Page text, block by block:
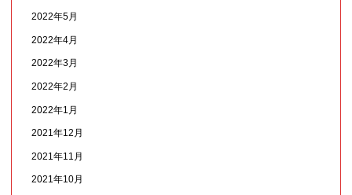
2022年5月
2022年4月
2022年3月
2022年2月
2022年1月
2021年12月
2021年11月
2021年10月